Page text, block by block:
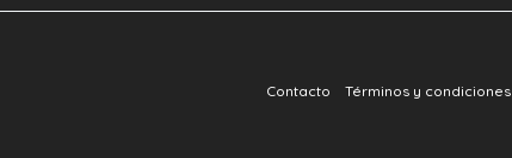
Contacto Términos y condiciones